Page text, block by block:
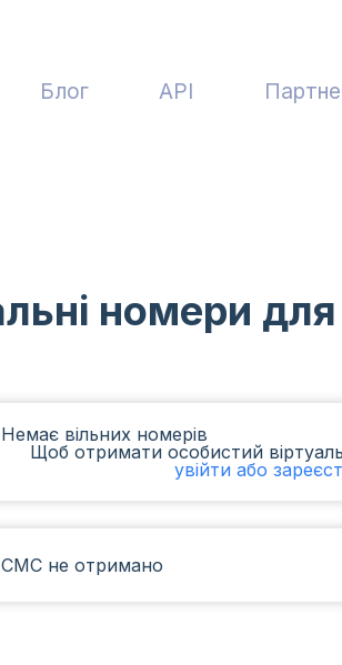
Блог API
номери
Немає вільних номерів
Щоб отримати особистий
увійти або
СМС не отримано